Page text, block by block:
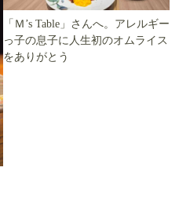
「Ｍ’s Table」さんへ。アレルギー
っ子の息子に人生初のオムライス
をありがとう